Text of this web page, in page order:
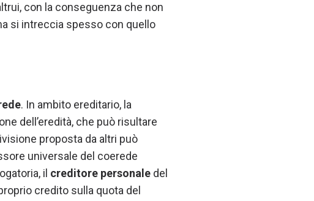
con la conseguenza che non
si intreccia spesso con quello
. In ambito ereditario, la
dell’eredità, che può risultare
proposta da altri può
universale del coerede
il creditore personale del
credito sulla quota del